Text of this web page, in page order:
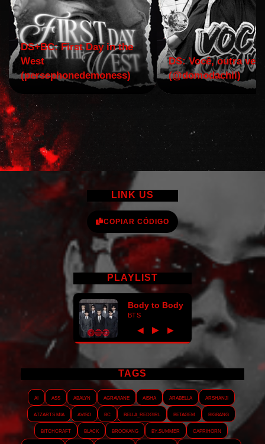
DS+BC: First Day in the
West
(persephonedemoness)
DS: Você, outra vez!
(@domodachii)
LINK US
COPIAR CÓDIGO
PLAYLIST
Body to Body
BTS
◀ ► ▶
TAGS
AI ASS Abalyn Agraviane Aisha Arabella
Arshanji
Atzarts Mia
Aviso BC Bella_RedGirl Betagem
Bigbang
Bitchcraft
Black Brookang By.summer
Caprihorn